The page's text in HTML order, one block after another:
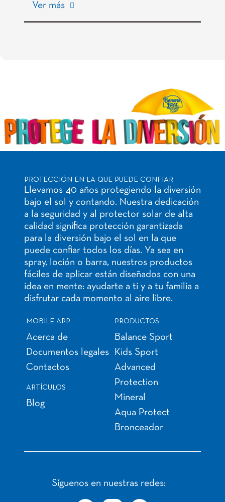
Ver más
PROTECCIÓN EN LA QUE PUEDE CONFIAR
Llevamos 40 años protegiendo la diversión
bajo el sol y contando. Nuestra dedicación
a la seguridad y al protector solar de alta
calidad significa protección garantizada
para la diversión bajo el sol en la que
puede confiar todos los días. Ya sea en
spray, loción o barra, nuestros productos
fáciles de aplicar están diseñados con una
idea en mente: ayudarte a ti y a tu familia a
disfrutar cada momento al aire libre.
MOBILE APP
Acerca de
Documentos legales
Contactos
ARTÍCULOS
Blog
PRODUCTOS
Balance Sport
Kids Sport
Advanced
Protection
Mineral
Aqua Protect
Bronceador
Síguenos en nuestras redes: